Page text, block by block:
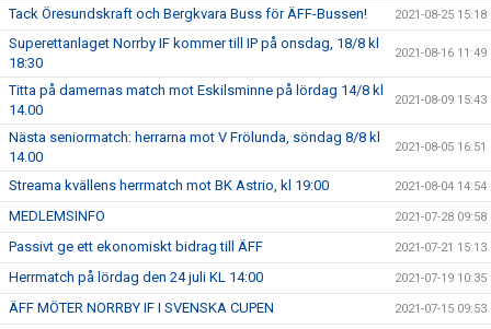
Tack Öresundskraft och Bergkvara Buss för ÄFF-Bussen! 2021-08-25 15:18
Superettanlaget Norrby IF kommer till IP på onsdag, 18/8 kl
18:30
2021-08-16 11:49
Titta på damernas match mot Eskilsminne på lördag 14/8 kl
14.00
2021-08-09 15:43
Nästa seniormatch: herrarna mot V Frölunda, söndag 8/8 kl
14.00
2021-08-05 16:51
Streama kvällens herrmatch mot BK Astrio, kl 19:00 2021-08-04 14:54
MEDLEMSINFO 2021-07-28 09:58
Passivt ge ett ekonomiskt bidrag till ÄFF 2021-07-21 15:13
Herrmatch på lördag den 24 juli KL 14:00 2021-07-19 10:35
ÄFF MÖTER NORRBY IF I SVENSKA CUPEN 2021-07-15 09:53